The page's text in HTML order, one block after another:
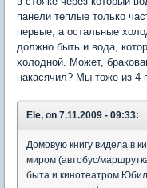
панели теплые только
первые, а остальные
должно быть и вода,
холодной. Может,
накасячил? Мы тоже из 4
Ele, on 7.11.2009 - 09:33:
Домовую книгу видела в
миром (автобус/
быта и кинотеатром